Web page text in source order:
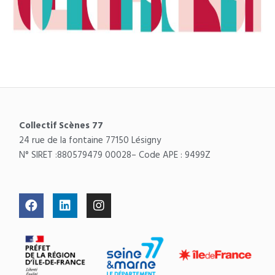
Collectif Scènes 77
24 rue de la fontaine 77150 Lésigny
N° SIRET :880579479 00028– Code APE : 9499Z